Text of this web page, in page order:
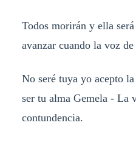
Todos morirán y ella
avanzar cuando la voz
No seré tuya yo acepto
ser tu alma Gemela - La
contundencia.